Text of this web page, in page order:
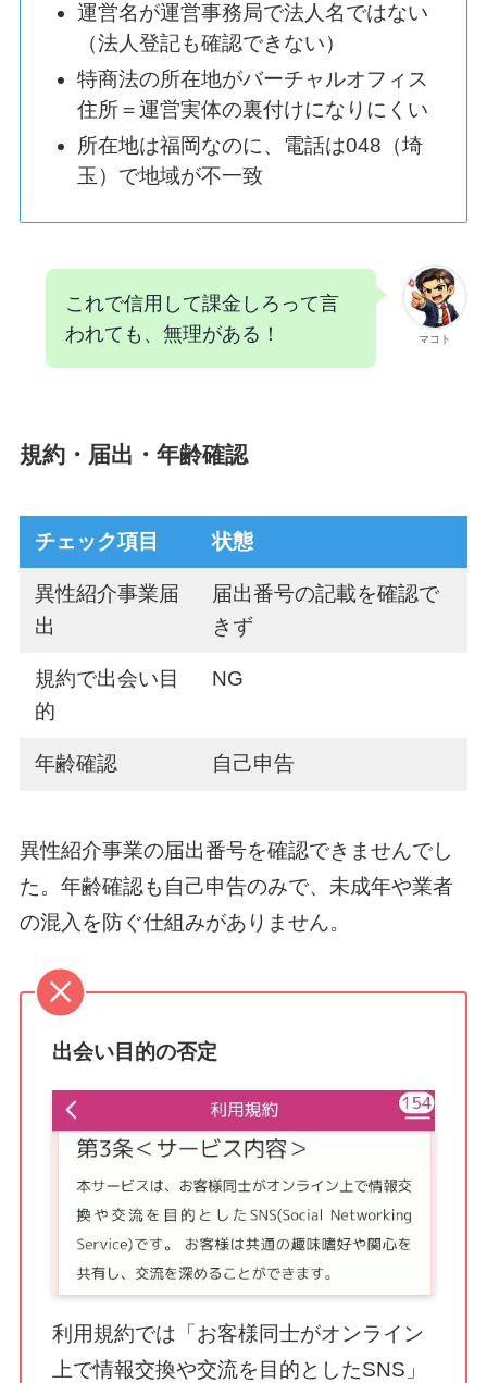
運営名が運営事務局で法人名ではない
（法人登記も確認できない）
特商法の所在地がバーチャルオフィス
住所＝運営実体の裏付けになりにくい
所在地は福岡なのに、電話は048（埼
玉）で地域が不一致
マコト
これで信用して課金しろって言
われても、無理がある！
規約・届出・年齢確認
チェック項目 状態
異性紹介事業届
出
届出番号の記載を確認で
きず
規約で出会い目
的
NG
年齢確認 自己申告
異性紹介事業の届出番号を確認できませんでし
た。年齢確認も自己申告のみで、未成年や業者
の混入を防ぐ仕組みがありません。
出会い目的の否定
利用規約では「お客様同士がオンライン
上で情報交換や交流を目的としたSNS」